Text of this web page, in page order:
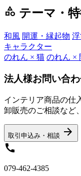
category テーマ・
和風 開運・縁起物
キャラクター
のれん × 猫 のれん ×
法人様お問い合
インテリア商品の仕
卸販売のご相談など
取引申込み・相談 arrow_forward
call
079-462-4385